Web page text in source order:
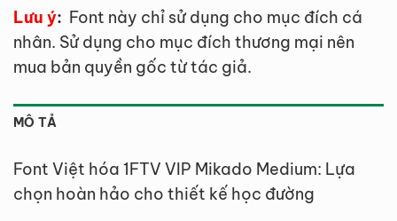
Lưu ý: Font này chỉ sử dụng cho mục đích cá
nhân. Sử dụng cho mục đích thương mại nên
mua bản quyền gốc từ tác giả.
MÔ TẢ
Font Việt hóa 1FTV VIP Mikado Medium: Lựa
chọn hoàn hảo cho thiết kế học đường